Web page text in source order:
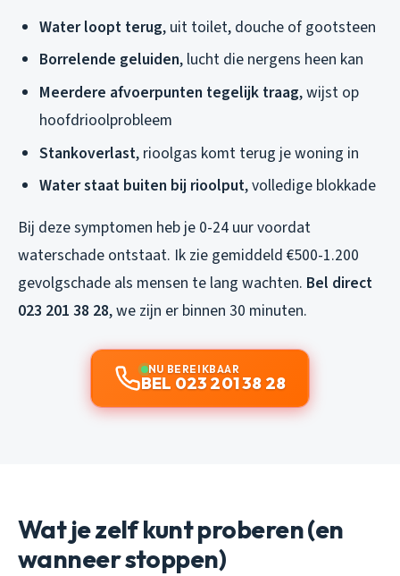
Water loopt terug, uit toilet, douche of gootsteen
Borrelende geluiden, lucht die nergens heen kan
Meerdere afvoerpunten tegelijk traag, wijst op
hoofdrioolprobleem
Stankoverlast, rioolgas komt terug je woning in
Water staat buiten bij rioolput, volledige blokkade
Bij deze symptomen heb je 0-24 uur voordat
waterschade ontstaat. Ik zie gemiddeld €500-1.200
gevolgschade als mensen te lang wachten. Bel direct
023 201 38 28, we zijn er binnen 30 minuten.
NU BEREIKBAAR
BEL 023 201 38 28
Wat je zelf kunt proberen (en
wanneer stoppen)